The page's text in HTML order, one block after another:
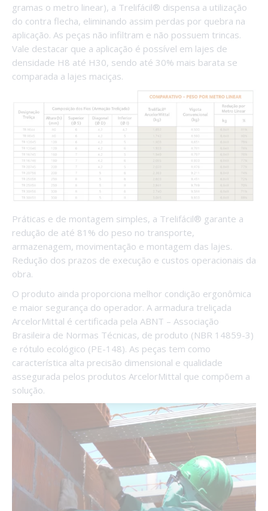
gramas o metro linear), a Trelifácil® dispensa a utilização
do contra flecha, eliminando assim perdas por quebra na
aplicação. As peças não infiltram e não possuem trincas.
Vale destacar que a aplicação é possível em lajes de
densidade H8 até H30, sendo até 30% mais barata se
comparada a lajes maciças.
Práticas e de montagem simples, a Trelifácil® garante a
redução de até 81% do peso no transporte,
armazenagem, movimentação e montagem das lajes.
Redução dos prazos de execução e custos operacionais da
obra.
O produto ainda proporciona melhor condição ergonômica
e maior segurança do operador. A armadura treliçada
ArcelorMittal é certificada pela ABNT – Associação
Brasileira de Normas Técnicas, de produto (NBR 14859-3)
e rótulo ecológico (PE-148). As peças tem como
característica alta precisão dimensional e qualidade
assegurada pelos produtos ArcelorMittal que compõem a
solução.